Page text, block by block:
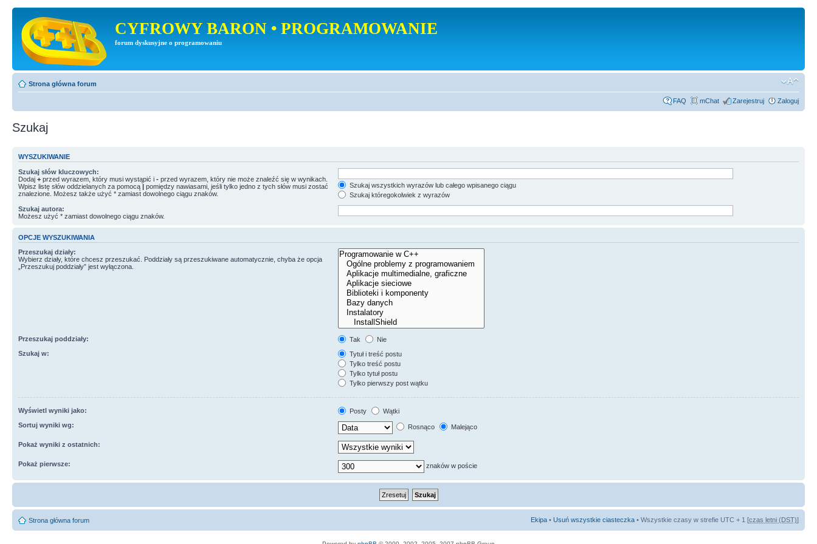
CYFROWY BARON • PROGRAMOWANIE
forum dyskusyjne o programowaniu
Strona główna forum
FAQ mChat Zarejestruj Zaloguj
Szukaj
WYSZUKIWANIE
Szukaj słów kluczowych:
Dodaj + przed wyrazem, który musi wystąpić i - przed wyrazem, który nie może znaleźć się w wynikach.
Wpisz listę słów oddzielanych za pomocą | pomiędzy nawiasami, jeśli tylko jedno z tych słów musi zostać
znalezione. Możesz także użyć * zamiast dowolnego ciągu znaków.
Szukaj wszystkich wyrazów lub całego wpisanego ciągu
Szukaj któregokolwiek z wyrazów
Szukaj autora:
Możesz użyć * zamiast dowolnego ciągu znaków.
OPCJE WYSZUKIWANIA
Przeszukaj działy:
Wybierz działy, które chcesz przeszukać. Poddziały są przeszukiwane automatycznie, chyba że opcja
„Przeszukuj poddziały” jest wyłączona.
Przeszukaj poddziały: Tak
Nie
Szukaj w:
Tytuł i treść postu
Tylko treść postu
Tylko tytuł postu
Tylko pierwszy post wątku
Wyświetl wyniki jako: Posty
Wątki
Sortuj wyniki wg:
Rosnąco Malejąco
Pokaż wyniki z ostatnich:
Pokaż pierwsze: znaków w poście
Strona główna forum Ekipa • Usuń wszystkie ciasteczka • Wszystkie czasy w strefie UTC + 1 [czas letni (DST)]